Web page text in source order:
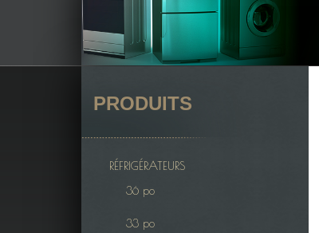
PRODUITS
RÉFRIGÉRATEURS
36 po
33 po